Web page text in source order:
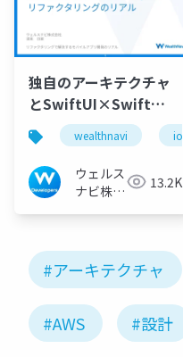
独自のアーキテクチャ
とSwiftUI×Swift
Concurrencyへのリフ
ァクタリングのリアル
wealthnavi ios
ウェルス
ナビ株式
13.2K
#アーキテクチャ
#AWS #設計